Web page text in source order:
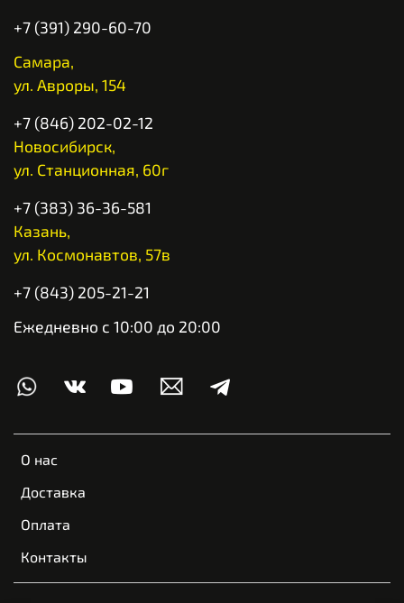
О нас
Доставка
Оплата
Контакты
+7 (391) 290-60-70
Самара,
ул. Авроры, 154
+7 (846) 202-02-12
Новосибирск,
ул. Станционная, 60г
+7 (383) 36-36-581
Казань,
ул. Космонавтов, 57в
+7 (843) 205-21-21
Ежедневно с 10:00 до 20:00